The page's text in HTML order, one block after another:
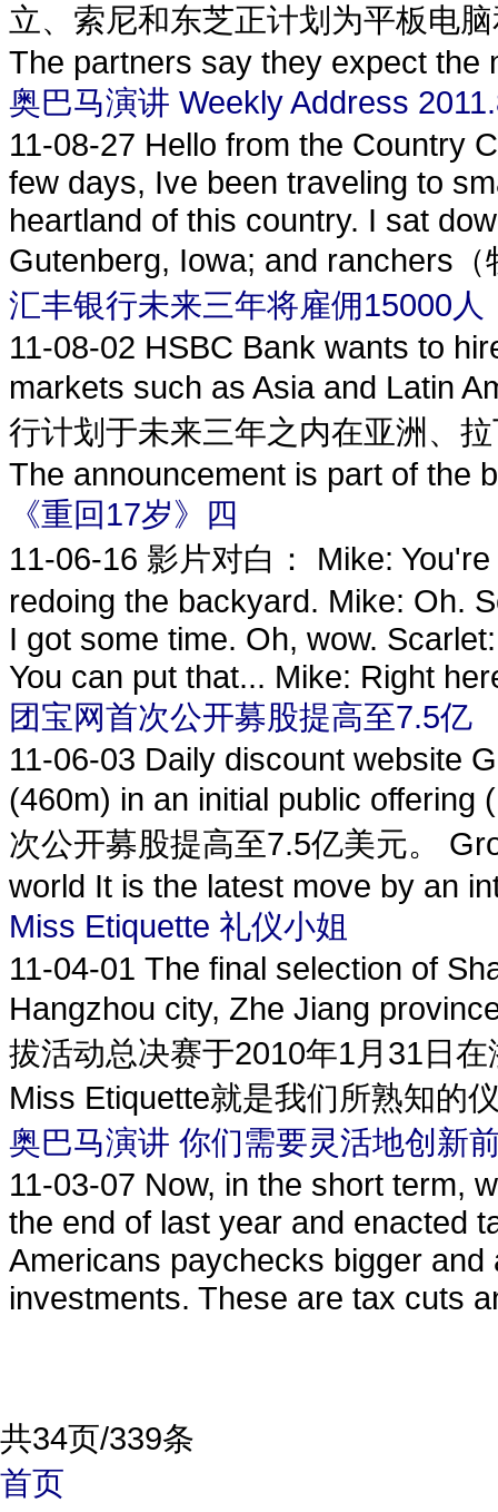
立、索尼和东芝正计划为平板电
The partners say they expect the
奥巴马演讲 Weekly Address
11-08-27 Hello from the Country
few days, Ive been traveling to
heartland of this country. I sat
Gutenberg, Iowa; and ranchers（
汇丰银行未来三年将雇佣15000人
11-08-02 HSBC Bank wants to
markets such as Asia and Latin
行计划于未来三年之内在亚洲、
The announcement is part of the
《重回17岁》四
11-06-16 影片对白： Mike:
redoing the backyard. Mike: Oh.
I got some time. Oh, wow.
You can put that... Mike: Right
团宝网首次公开募股提高至7.5亿
11-06-03 Daily discount website
(460m) in an initial public
次公开募股提高至7.5亿美元。
world It is the latest move by an
Miss Etiquette 礼仪小姐
11-04-01 The final selection of
Hangzhou city, Zhe Jiang
拔活动总决赛于2010年1月31日
Miss Etiquette就是我们所熟知的
奥巴马演讲 你们需要灵活地创新
11-03-07 Now, in the short term,
the end of last year and enacted
Americans paychecks bigger
investments. These are tax cuts
共34页/339条
首页